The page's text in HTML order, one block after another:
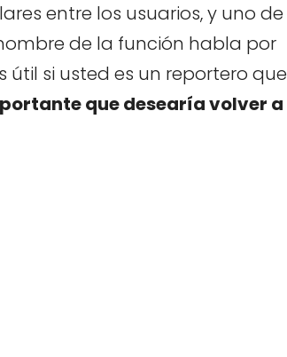
entre los usuarios, y uno de
de la función habla por
útil si usted es un reportero que
que desearía volver a